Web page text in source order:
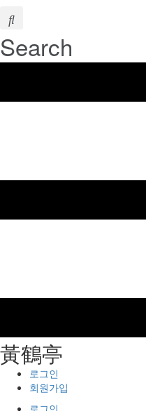
Search
⿈鶴亭
로그인
회원가입
로그인